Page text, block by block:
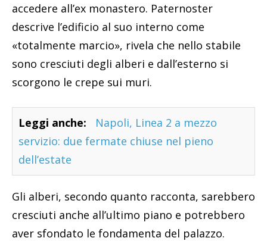
accedere all’ex monastero. Paternoster
descrive l’edificio al suo interno come
«totalmente marcio», rivela che nello stabile
sono cresciuti degli alberi e dall’esterno si
scorgono le crepe sui muri.
Leggi anche:
Napoli, Linea 2 a mezzo
servizio: due fermate chiuse nel pieno
dell’estate
Gli alberi, secondo quanto racconta, sarebbero
cresciuti anche all’ultimo piano e potrebbero
aver sfondato le fondamenta del palazzo.